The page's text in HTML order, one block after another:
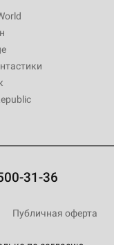
31-36
Публичная оферта